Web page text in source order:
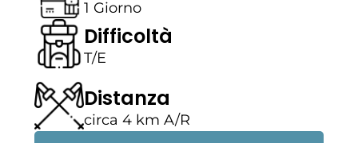
1 Giorno
Difficoltà
T/E
Distanza
circa 4 km A/R